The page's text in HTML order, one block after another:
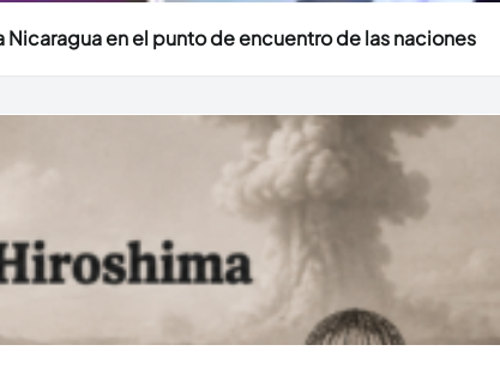
en el punto de encuentro de las naciones